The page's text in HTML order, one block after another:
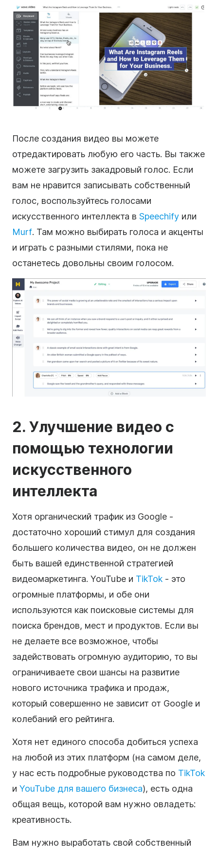
После создания видео вы можете
отредактировать любую его часть. Вы также
можете загрузить закадровый голос. Если
вам не нравится записывать собственный
голос, воспользуйтесь голосами
искусственного интеллекта в Speechify или
Murf. Там можно выбирать голоса и акценты
и играть с разными стилями, пока не
останетесь довольны своим голосом.
2. Улучшение видео с
помощью технологии
искусственного
интеллекта
Хотя органический трафик из Google -
достаточно хороший стимул для создания
большего количества видео, он не должен
быть вашей единственной стратегией
видеомаркетинга. YouTube и TikTok - это
огромные платформы, и обе они
используются как поисковые системы для
поиска брендов, мест и продуктов. Если вы
не делаете все возможное, чтобы
задействовать огромную аудиторию, то вы
ограничиваете свои шансы на развитие
нового источника трафика и продаж,
который совершенно не зависит от Google и
колебаний его рейтинга.
Хотя нет единого способа добиться успеха
на любой из этих платформ (на самом деле,
у нас есть подробные руководства по TikTok
и YouTube для вашего бизнеса), есть одна
общая вещь, которой вам нужно овладеть:
креативность.
Вам нужно выработать свой собственный